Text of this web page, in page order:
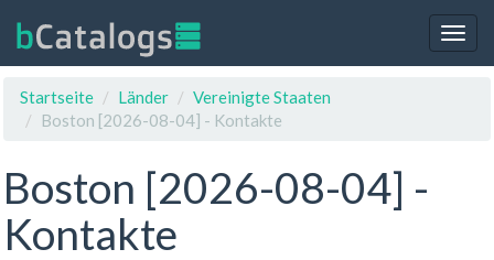
Startseite
Länder
Vereinigte Staaten
Boston [2026-08-04] - Kontakte
Boston [2026-08-04] -
Kontakte